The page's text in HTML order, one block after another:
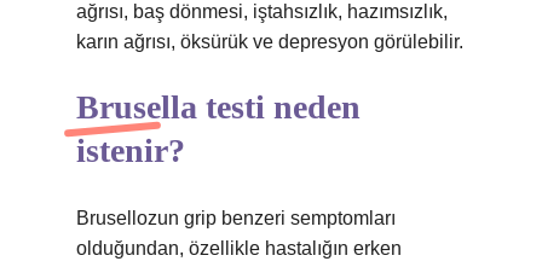
ağrısı, baş dönmesi, iştahsızlık, hazımsızlık,
karın ağrısı, öksürük ve depresyon görülebilir.
Brusella testi neden
istenir?
Brusellozun grip benzeri semptomları
olduğundan, özellikle hastalığın erken